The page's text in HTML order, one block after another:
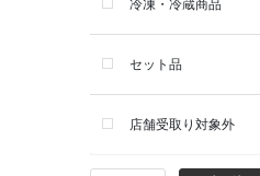
品
首輪・ハーネス(胴輪)・リー
冷凍・冷蔵商品
セット品
店舗受取り対象外